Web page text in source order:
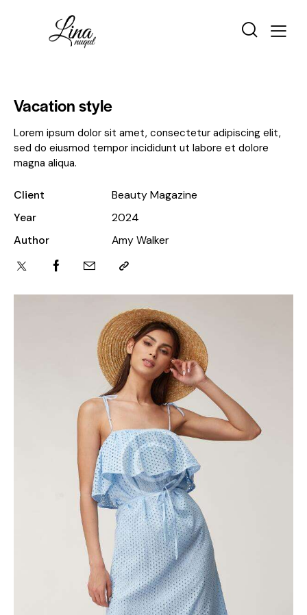
Vacation style
Lorem ipsum dolor sit amet, consectetur adipiscing elit,
sed do eiusmod tempor incididunt ut labore et dolore
magna aliqua.
Client
Beauty Magazine
Year
2024
Author
Amy Walker